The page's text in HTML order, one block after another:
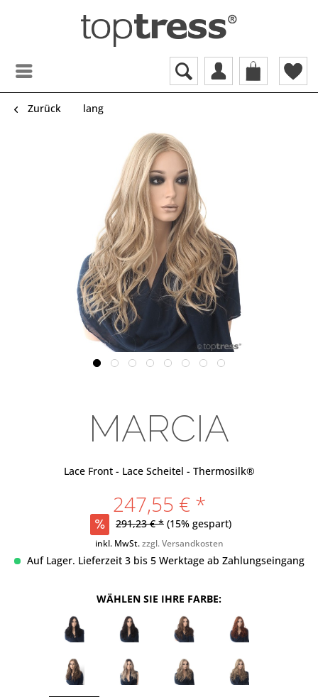
Zurück lang
MARCIA
Lace Front - Lace Scheitel - Thermosilk®
247,55 € *
291,23 € * (15% gespart)
inkl. MwSt.zzgl. Versandkosten
Auf Lager. Lieferzeit 3 bis 5 Werktage ab Zahlungseingang
WÄHLEN SIE IHRE FARBE: